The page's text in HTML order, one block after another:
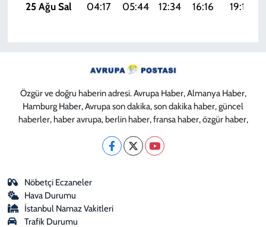
25 Ağu Sal
04:17 05:44 12:34 16:16 19:15
Özgür ve doğru haberin adresi. Avrupa Haber, Almanya Haber,
Hamburg Haber, Avrupa son dakika, son dakika haber, güncel
haberler, haber avrupa, berlin haber, fransa haber, özgür haber,
Nöbetçi Eczaneler
Hava Durumu
İstanbul Namaz Vakitleri
Trafik Durumu